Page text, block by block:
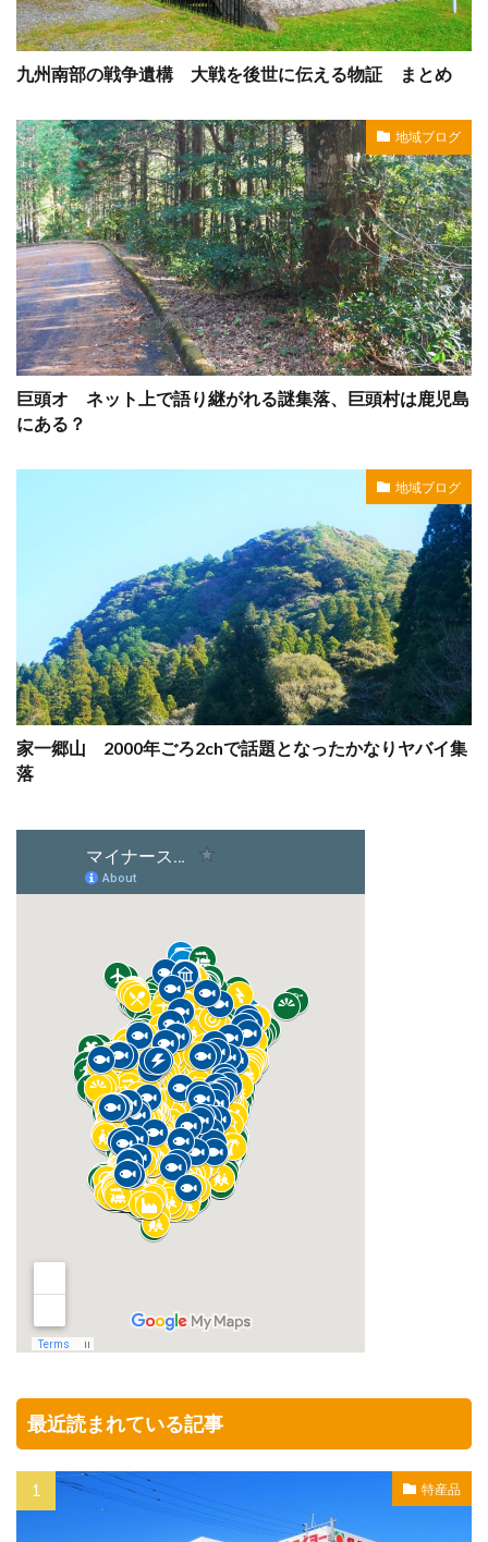
九州南部の戦争遺構 大戦を後世に伝える物証 まとめ
地域ブログ
巨頭オ ネット上で語り継がれる謎集落、巨頭村は鹿児島
にある？
地域ブログ
家一郷山 2000年ごろ2chで話題となったかなりヤバイ集
落
最近読まれている記事
特産品